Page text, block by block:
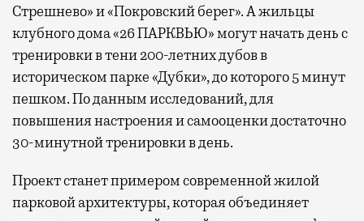
Стрешнево» и «Покровский берег». А жильцы
клубного дома «26 ПАРКВЬЮ» могут начать день с
тренировки в тени 200-летних дубов в
историческом парке «Дубки», до которого 5 минут
пешком. По данным исследований, для
повышения настроения и самооценки достаточно
30-минутной тренировки в день.
Проект станет примером современной жилой
парковой архитектуры, которая объединяет